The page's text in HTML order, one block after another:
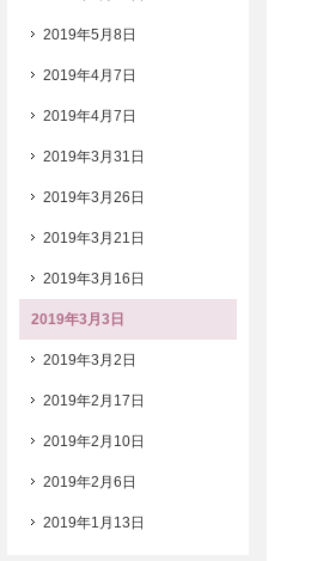
2019年5月8日
2019年4月7日
2019年4月7日
2019年3月31日
2019年3月26日
2019年3月21日
2019年3月16日
2019年3月3日
2019年3月2日
2019年2月17日
2019年2月10日
2019年2月6日
2019年1月13日